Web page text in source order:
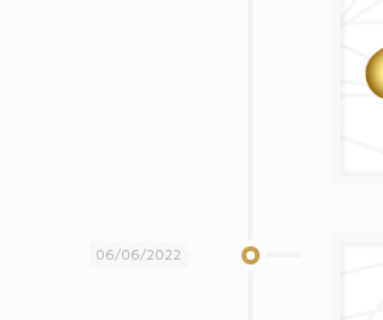
06/06/2022